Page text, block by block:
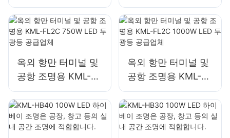
건물 외관 및 건설 현
장 조명에 적합합니
다.
건물 외관 및 건설 현
장 조명에 적합합니
다.
옥외 항만 터미널 및
공항 조명용 KML-
FL2C 750W LED 투
광등 공급업체
옥외 항만 터미널 및
공항 조명용 KML-
FL2C 1000W LED
투광등 공급업체